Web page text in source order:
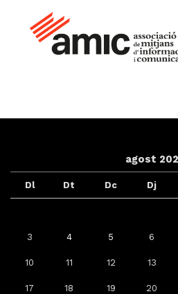
agost
Dl Dt Dc Dj
3 4 5 6
10 11 12 13
17 18 19 20